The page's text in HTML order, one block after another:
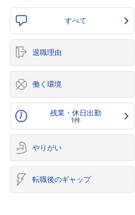
すべて
退職理由
働く環境
残業・休日出勤
1件
やりがい
転職後のギャップ